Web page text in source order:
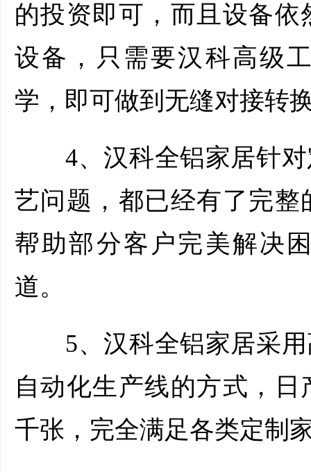
的投资即可，而且设备
设备，只需要汉科高级
学，即可做到无缝对接转
4、汉科全铝家居针对
艺问题，都已经有了完
帮助部分客户完美解决
道。
5、汉科全铝家居采用
自动化生产线的方式，
千张，完全满足各类定制